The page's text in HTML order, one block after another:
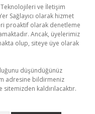
Teknolojileri ve İletişim
Sağlayıcı olarak hizmet
proaktif olarak denetleme
Ancak, üyelerimiz
olup, siteye üye olarak
düşündüğünüz
adresine bildirmeniz
kaldırılacaktır.